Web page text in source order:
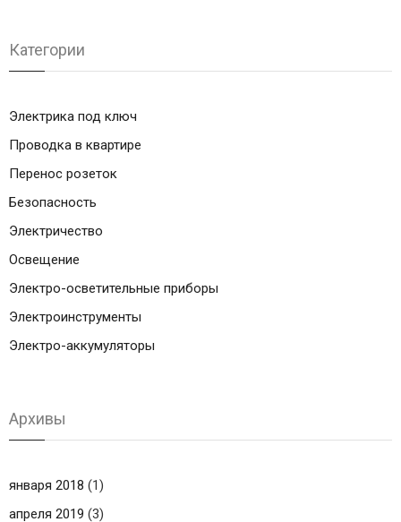
Категории
Электрика под ключ
Проводка в квартире
Перенос розеток
Безопасность
Электричество
Освещение
Электро-осветительные приборы
Электроинструменты
Электро-аккумуляторы
Архивы
января 2018 (1)
апреля 2019 (3)